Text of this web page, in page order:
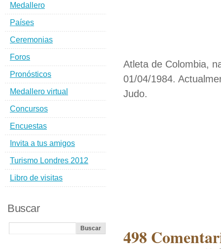
Atleta de Colombia,
01/04/1984.
Judo.
498
Medallero
Países
Ceremonias
Foros
Pronósticos
Medallero virtual
Concursos
Encuestas
Invita a tus amigos
Turismo Londres 2012
Libro de visitas
Buscar